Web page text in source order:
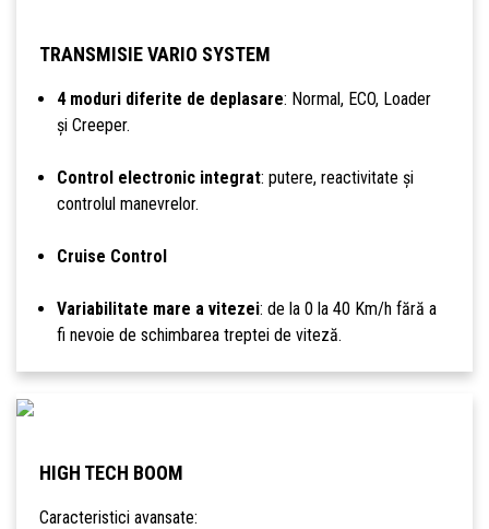
TRANSMISIE VARIO SYSTEM
4 moduri diferite de deplasare: Normal, ECO, Loader
și Creeper.
Control electronic integrat: putere, reactivitate și
controlul manevrelor.
Cruise Control
Variabilitate mare a vitezei: de la 0 la 40 Km/h fără a
fi nevoie de schimbarea treptei de viteză.
HIGH TECH BOOM
Caracteristici avansate: